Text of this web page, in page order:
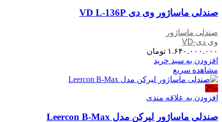
صندلی ماساژور وی دی VD L-136P
صندلی ماساژور
وی دی-VD
۱.۶۴۰.۰۰۰.۰۰۰ تومان
افزودن به سبد خرید
مشاهده سریع
-2%
افزودن به علاقه مندی
صندلی ماساژور لیرکن مدل Leercon B-Max